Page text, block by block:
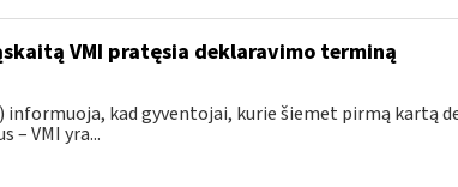
VMI pratęsia deklaravimo terminą
informuoja, kad gyventojai, kurie šiemet pirmą kartą
– VMI yra...